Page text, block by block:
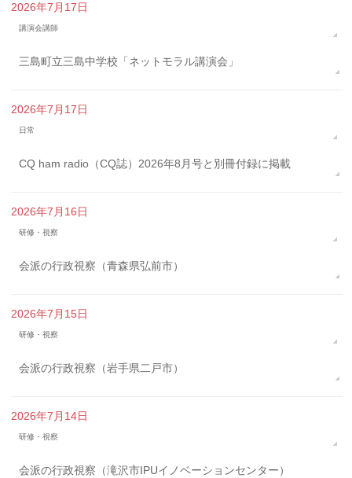
2026年7月17日
講演会講師
三島町立三島中学校「ネットモラル講演会」
2026年7月17日
日常
CQ ham radio（CQ誌）2026年8月号と別冊付録に掲載
2026年7月16日
研修・視察
会派の行政視察（青森県弘前市）
2026年7月15日
研修・視察
会派の行政視察（岩手県二戸市）
2026年7月14日
研修・視察
会派の行政視察（滝沢市IPUイノベーションセンター）